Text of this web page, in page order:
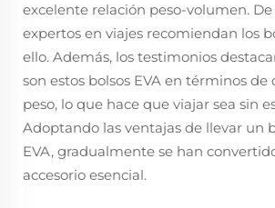
excelente relación peso-volumen. De
expertos en viajes recomiendan los
ello. Además, los testimonios
son estos bolsos EVA en términos
peso, lo que hace que viajar sea sin
Adoptando las ventajas de llevar un
EVA, gradualmente se han
accesorio esencial.